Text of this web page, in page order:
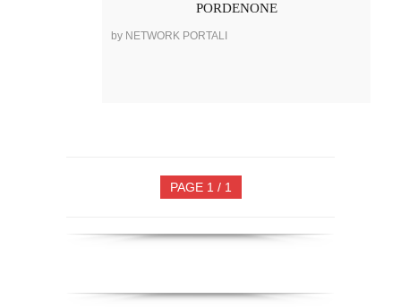
PORDENONE
by NETWORK PORTALI
PAGE 1 / 1